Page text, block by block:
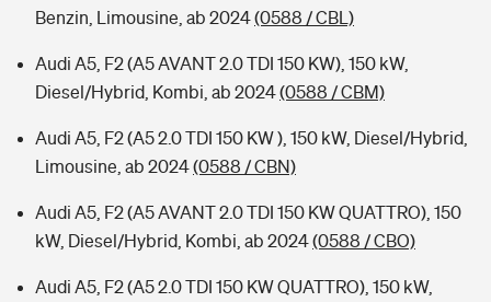
Benzin, Limousine, ab 2024(0588 / CBL)
Audi A5, F2 (A5 AVANT 2.0 TDI 150 KW), 150 kW,
Diesel/Hybrid, Kombi, ab 2024(0588 / CBM)
Audi A5, F2 (A5 2.0 TDI 150 KW ), 150 kW, Diesel/Hybrid,
Limousine, ab 2024(0588 / CBN)
Audi A5, F2 (A5 AVANT 2.0 TDI 150 KW QUATTRO), 150
kW, Diesel/Hybrid, Kombi, ab 2024(0588 / CBO)
Audi A5, F2 (A5 2.0 TDI 150 KW QUATTRO), 150 kW,